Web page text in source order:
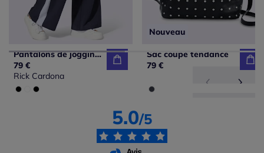
Pantalons de jogging avec ceinture élastique et rayures
79 €
Rick Cardona
Nouveau
Sac coupe tendance
79 €
5.0/5